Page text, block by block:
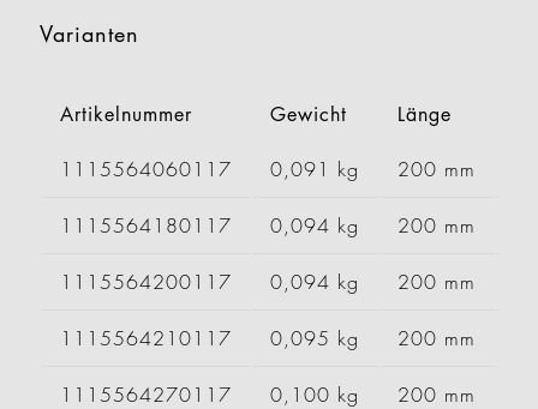
Varianten
Artikelnummer Gewicht Länge
1115564060117 0,091 kg 200 mm
1115564180117 0,094 kg 200 mm
1115564200117 0,094 kg 200 mm
1115564210117 0,095 kg 200 mm
1115564270117 0,100 kg 200 mm